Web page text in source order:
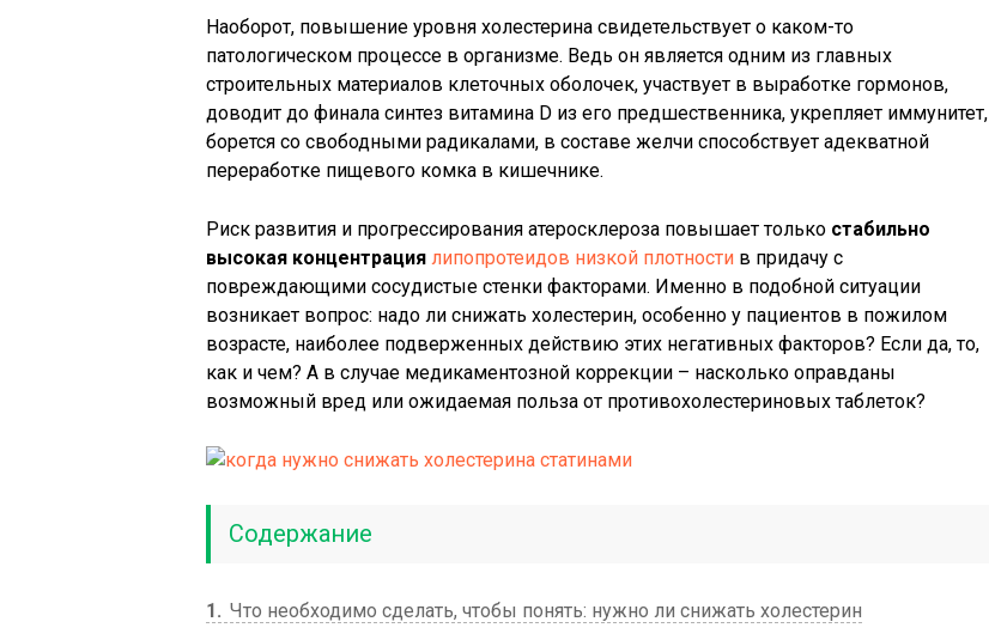
Наоборот, повышение уровня холестерина свидетельствует о каком-то
патологическом процессе в организме. Ведь он является одним из главных
строительных материалов клеточных оболочек, участвует в выработке гормонов,
доводит до финала синтез витамина D из его предшественника, укрепляет иммунитет,
борется со свободными радикалами, в составе желчи способствует адекватной
переработке пищевого комка в кишечнике.
Риск развития и прогрессирования атеросклероза повышает только стабильно
высокая концентрация липопротеидов низкой плотности в придачу с
повреждающими сосудистые стенки факторами. Именно в подобной ситуации
возникает вопрос: надо ли снижать холестерин, особенно у пациентов в пожилом
возрасте, наиболее подверженных действию этих негативных факторов? Если да, то,
как и чем? А в случае медикаментозной коррекции – насколько оправданы
возможный вред или ожидаемая польза от противохолестериновых таблеток?
Содержание
1
Что необходимо сделать, чтобы понять: нужно ли снижать холестерин